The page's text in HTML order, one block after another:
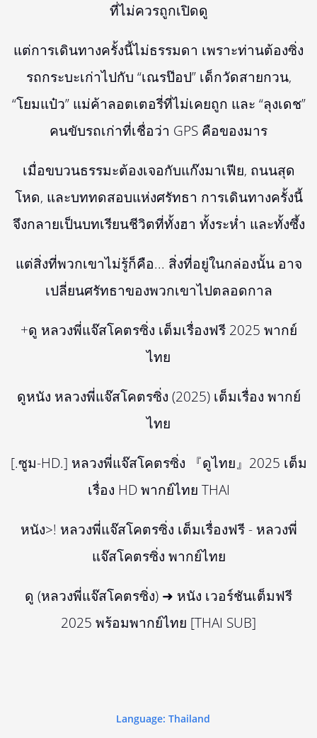
ที่ไม่ควรถูกเปิดดู
แต่การเดินทางครั้งนี้ไม่ธรรมดา เพราะท่านต้องซิ่ง
รถกระบะเก่าไปกับ “เณรป๊อป” เด็กวัดสายกวน,
“โยมแป๋ว” แม่ค้าลอตเตอรี่ที่ไม่เคยถูก และ “ลุงเดช”
คนขับรถเก่าที่เชื่อว่า GPS คือของมาร
เมื่อขบวนธรรมะต้องเจอกับแก๊งมาเฟีย, ถนนสุด
โหด, และบททดสอบแห่งศรัทธา การเดินทางครั้งนี้
จึงกลายเป็นบทเรียนชีวิตที่ทั้งฮา ทั้งระห่ำ และทั้งซึ้ง
แต่สิ่งที่พวกเขาไม่รู้ก็คือ... สิ่งที่อยู่ในกล่องนั้น อาจ
เปลี่ยนศรัทธาของพวกเขาไปตลอดกาล
+ดู หลวงพี่แจ๊สโคตรซิ่ง เต็มเรื่องฟรี 2025 พากย์
ไทย
ดูหนัง หลวงพี่แจ๊สโคตรซิ่ง (2025) เต็มเรื่อง พากย์
ไทย
[.ซูม-HD.] หลวงพี่แจ๊สโคตรซิ่ง 『ดูไทย』2025 เต็ม
เรื่อง HD พากย์ไทย THAI
หนัง>! หลวงพี่แจ๊สโคตรซิ่ง เต็มเรื่องฟรี - หลวงพี่
แจ๊สโคตรซิ่ง พากย์ไทย
ดู (หลวงพี่แจ๊สโคตรซิ่ง) ➜ หนัง เวอร์ชันเต็มฟรี
2025 พร้อมพากย์ไทย [THAI SUB]
Language: Thailand